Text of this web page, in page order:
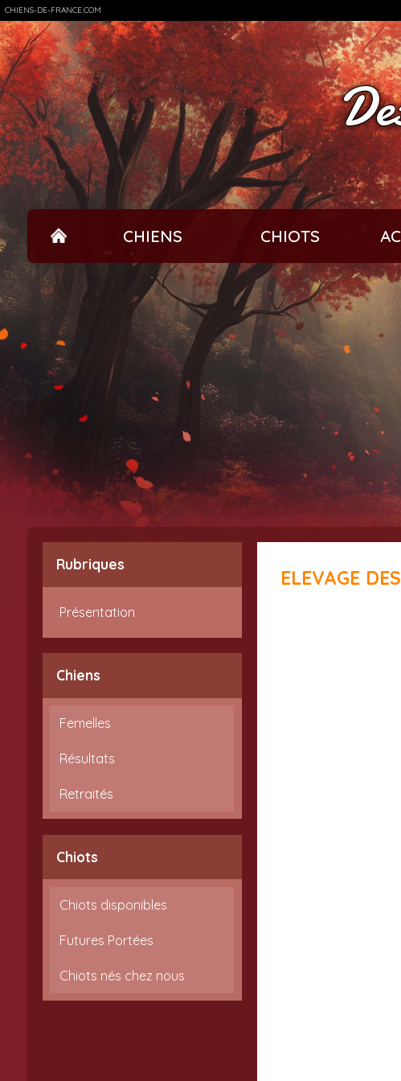
CHIENS-DE-FRANCE.COM
CHIENS CHIOTS
Rubriques
Présentation
Chiens
Femelles
Résultats
Retraités
Chiots
Chiots disponibles
Futures Portées
Chiots nés chez nous
ELEVAGE